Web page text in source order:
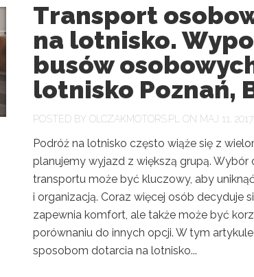
Transport
na lotnisko.
busów
lotnisko Poznań,
POSTED BY OLCZAKMOTORS.PL ON MAJ 11, 2017
Podróż na lotnisko często wiąże się z
planujemy wyjazd z większą grupą.
transportu może być kluczowy, aby
i organizacją. Coraz więcej osób decyduje
zapewnia komfort, ale także może być
porównaniu do innych opcji. W tym
sposobom dotarcia na lotnisko...